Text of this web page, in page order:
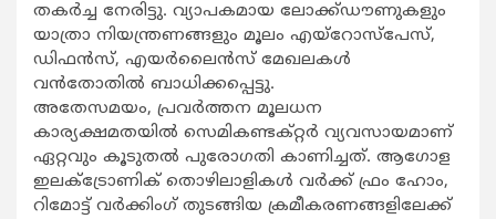
തകര്‍ച്ച നേരിട്ടു. വ്യാപകമായ ലോക്ക്ഡൗണുകളും
യാത്രാ നിയന്ത്രണങ്ങളും മൂലം എയ്റോസ്പേസ്,
ഡിഫന്‍സ്, എയര്‍ലൈന്‍സ് മേഖലകള്‍
വന്‍തോതില്‍ ബാധിക്കപ്പെട്ടു.
അതേസമയം, പ്രവര്‍ത്തന മൂലധന
കാര്യക്ഷമതയില്‍ സെമികണ്ടക്റ്റര്‍ വ്യവസായമാണ്
ഏറ്റവും കൂടുതല്‍ പുരോഗതി കാണിച്ചത്. ആഗോള
ഇലക്ട്രോണിക് തൊഴിലാളികള്‍ വര്‍ക്ക് ഫ്രം ഹോം,
റിമോട്ട് വര്‍ക്കിംഗ് തുടങ്ങിയ ക്രമീകരണങ്ങളിലേക്ക്